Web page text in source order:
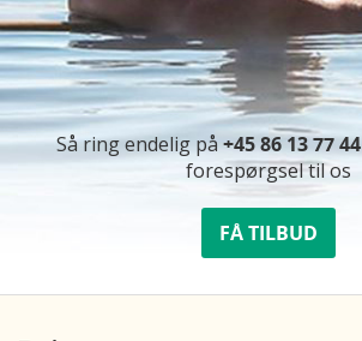
Så ring endelig på +45 86 13 77 44
forespørgsel til os
FÅ TILBUD